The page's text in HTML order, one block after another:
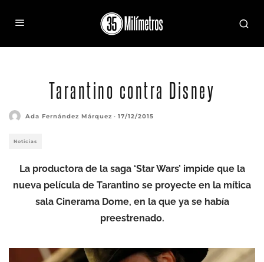
Tarantino contra Disney
Ada Fernández Márquez · 17/12/2015
Noticias
La productora de la saga ‘Star Wars’ impide que la
nueva película de Tarantino se proyecte en la mítica
sala Cinerama Dome, en la que ya se había
preestrenado.